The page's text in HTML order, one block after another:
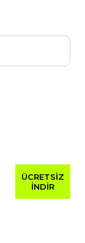
ÜCRETSİZ
İNDİR